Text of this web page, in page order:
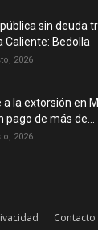
sin deuda
Caliente: Bedolla
2026
a la extorsión en
pago de más de...
2026
Contacto